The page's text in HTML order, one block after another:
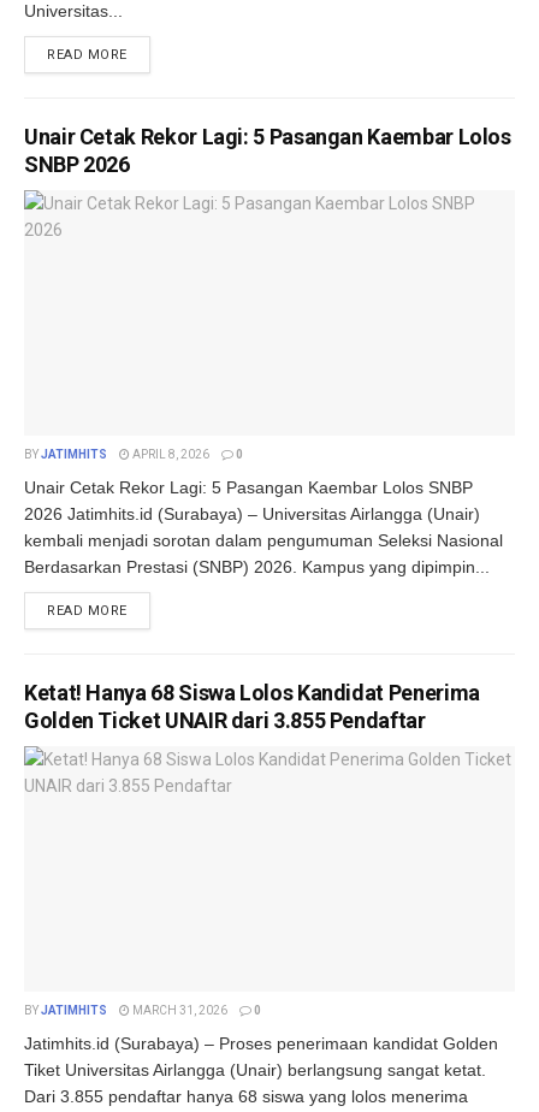
Universitas...
READ MOREDETAILS
Unair Cetak Rekor Lagi: 5 Pasangan Kaembar Lolos
SNBP 2026
BYJATIMHITS APRIL 8, 2026 0
Unair Cetak Rekor Lagi: 5 Pasangan Kaembar Lolos SNBP
2026 Jatimhits.id (Surabaya) – Universitas Airlangga (Unair)
kembali menjadi sorotan dalam pengumuman Seleksi Nasional
Berdasarkan Prestasi (SNBP) 2026. Kampus yang dipimpin...
READ MOREDETAILS
Ketat! Hanya 68 Siswa Lolos Kandidat Penerima
Golden Ticket UNAIR dari 3.855 Pendaftar
BYJATIMHITS MARCH 31, 2026 0
Jatimhits.id (Surabaya) – Proses penerimaan kandidat Golden
Tiket Universitas Airlangga (Unair) berlangsung sangat ketat.
Dari 3.855 pendaftar hanya 68 siswa yang lolos menerima